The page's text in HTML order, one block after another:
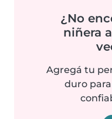
¿No
niñera
Agregá tu
duro